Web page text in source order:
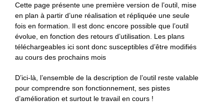
Cette page présente une première version de l’outil, mise
en plan à partir d’une réalisation et répliquée une seule
fois en formation. Il est donc encore possible que l’outil
évolue, en fonction des retours d’utilisation. Les plans
téléchargeables ici sont donc susceptibles d’être modifiés
au cours des prochains mois
D’ici-là, l’ensemble de la description de l’outil reste valable
pour comprendre son fonctionnement, ses pistes
d’amélioration et surtout le travail en cours !